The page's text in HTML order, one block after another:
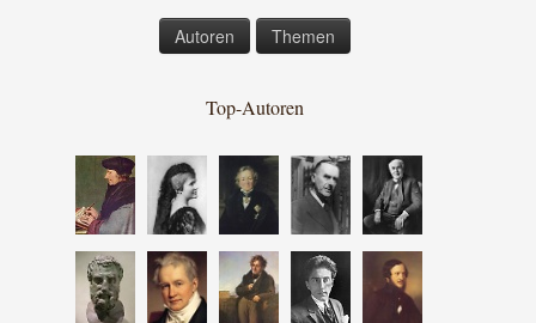
Autoren Themen
Top-Autoren